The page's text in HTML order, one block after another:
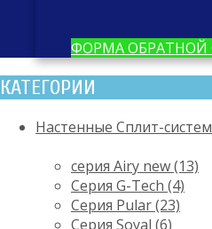
ФОРМА ОБРАТНОЙ
КАТЕГОРИИ
Настенные Сплит-
серия Airy new (13)
Серия G-Tech (4)
Серия Pular (23)
Cерия Soyal (6)